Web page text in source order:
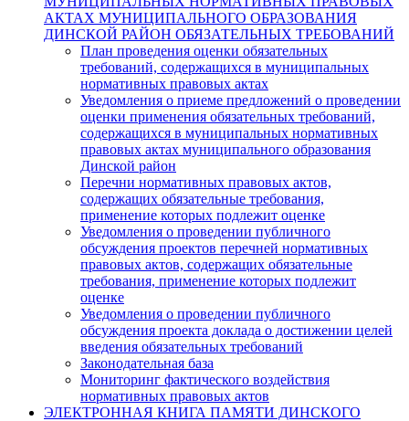
АКТАХ МУНИЦИПАЛЬНОГО ОБРАЗОВАНИЯ
ДИНСКОЙ РАЙОН ОБЯЗАТЕЛЬНЫХ ТРЕБОВАНИЙ
План проведения оценки обязательных
требований, содержащихся в муниципальных
нормативных правовых актах
Уведомления о приеме предложений о проведении
оценки применения обязательных требований,
содержащихся в муниципальных нормативных
правовых актах муниципального образования
Динской район
Перечни нормативных правовых актов,
содержащих обязательные требования,
применение которых подлежит оценке
Уведомления о проведении публичного
обсуждения проектов перечней нормативных
правовых актов, содержащих обязательные
требования, применение которых подлежит
оценке
Уведомления о проведении публичного
обсуждения проекта доклада о достижении целей
введения обязательных требований
Законодательная база
Мониторинг фактического воздействия
нормативных правовых актов
ЭЛЕКТРОННАЯ КНИГА ПАМЯТИ ДИНСКОГО